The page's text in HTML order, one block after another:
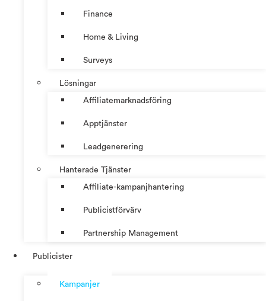
Finance
Home & Living
Surveys
Lösningar
Affiliatemarknadsföring
Apptjänster
Leadgenerering
Hanterade Tjänster
Affiliate-kampanjhantering
Publicistförvärv
Partnership Management
Publicister
Kampanjer